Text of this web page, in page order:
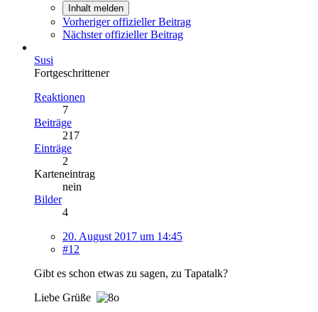
Inhalt melden
Vorheriger offizieller Beitrag
Nächster offizieller Beitrag
Susi
Fortgeschrittener
Reaktionen
7
Beiträge
217
Einträge
2
Karteneintrag
nein
Bilder
4
20. August 2017 um 14:45
#12
Gibt es schon etwas zu sagen, zu Tapatalk?
Liebe Grüße